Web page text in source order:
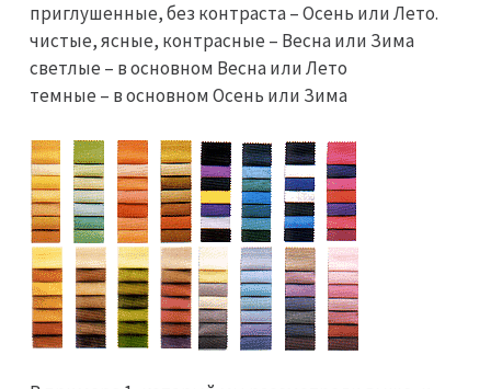
приглушенные, без контраста – Осень или Лето.
чистые, ясные, контрасные – Весна или Зима
светлые – в основном Весна или Лето
темные – в основном Осень или Зима